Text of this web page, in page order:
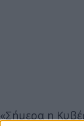
«Σήμερα η